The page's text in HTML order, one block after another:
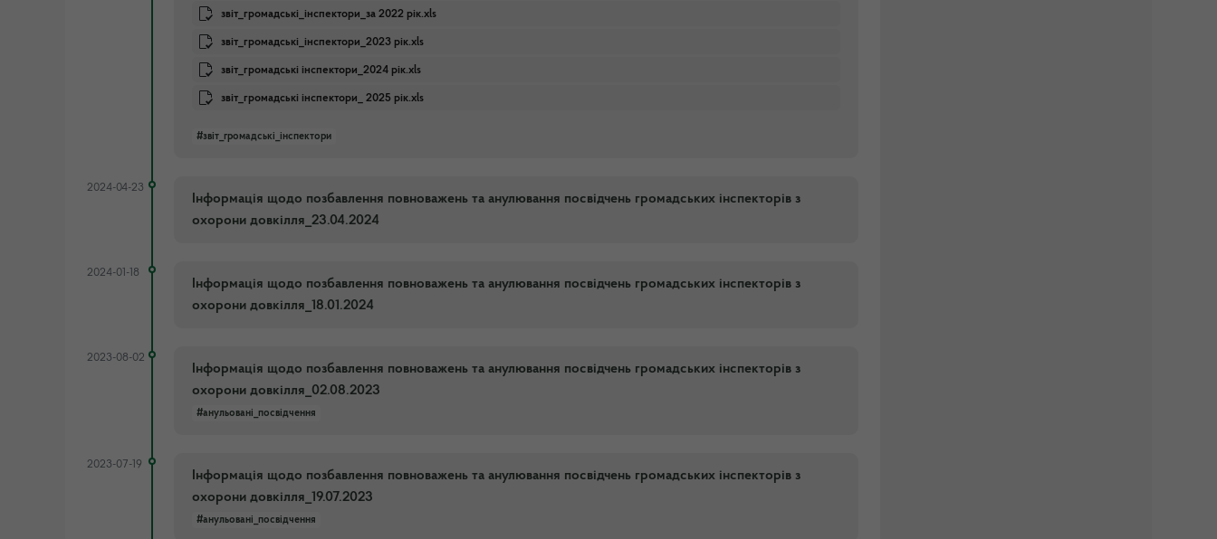
звіт_громадські_інспектори_за 2022 рік.xls
звіт_громадські_інспектори_2023 рік.xls
звіт_громадські інспектори_2024 рік.xls
звіт_громадські інспектори_ 2025 рік.xls
#звіт_громадські_інспектори
2024-04-23
Інформація щодо позбавлення повноважень та анулювання посвідчень громадських інспекторів з
охорони довкілля_23.04.2024
2024-01-18
Інформація щодо позбавлення повноважень та анулювання посвідчень громадських інспекторів з
охорони довкілля_18.01.2024
2023-08-02
Інформація щодо позбавлення повноважень та анулювання посвідчень громадських інспекторів з
охорони довкілля_02.08.2023
#анульовані_посвідчення
2023-07-19
Інформація щодо позбавлення повноважень та анулювання посвідчень громадських інспекторів з
охорони довкілля_19.07.2023
#анульовані_посвідчення